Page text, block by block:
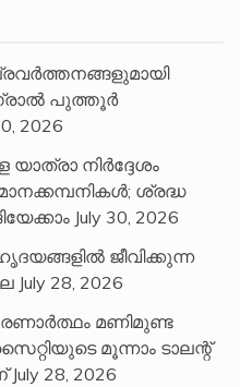
പുത്തൂർ
2026
നിർദ്ദേശം
ശ്രദ്ധ
July 30, 2026
ജീവിക്കുന്ന
July 28, 2026
മണിമുണ്ട
മൂന്നാം ടാലന്റ്
July 28, 2026